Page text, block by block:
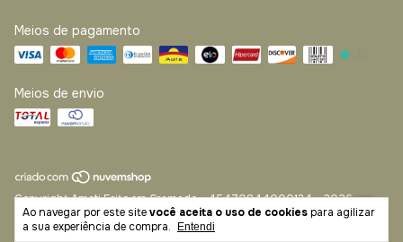
Ao navegar por este sitevocê aceita o uso de cookiespara agilizar
a sua experiência de compra.
Entendi
Meios de pagamento
Meios de envio
Copyright Amati Feito em Gramado - 45470844000134 - 2026.
Todos os direitos reservados.